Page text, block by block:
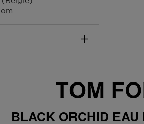
kracht -zowel
het bestellen in jouw
gratis. Daarnaast
BLACK ORCHID EAU